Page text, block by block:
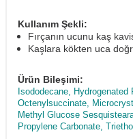
Kullanım Şekli:
Fırçanın ucunu kaş
Kaşlara kökten uca
Ürün Bileşimi:
Isododecane,
Octenylsuccinate,
Methyl Glucose
Propylene Carbonate,